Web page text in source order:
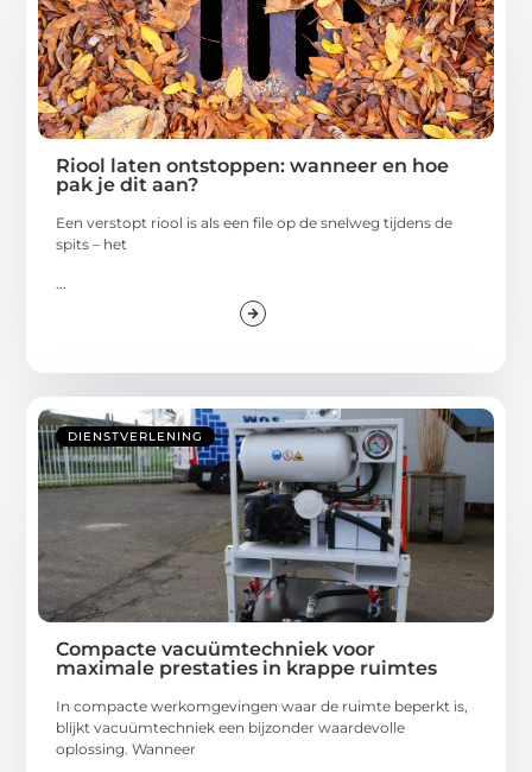
Riool laten ontstoppen: wanneer en hoe
pak je dit aan?
Een verstopt riool is als een file op de snelweg tijdens de
spits – het
DIENSTVERLENING
Compacte vacuümtechniek voor
maximale prestaties in krappe ruimtes
In compacte werkomgevingen waar de ruimte beperkt is,
blijkt vacuümtechniek een bijzonder waardevolle
oplossing. Wanneer